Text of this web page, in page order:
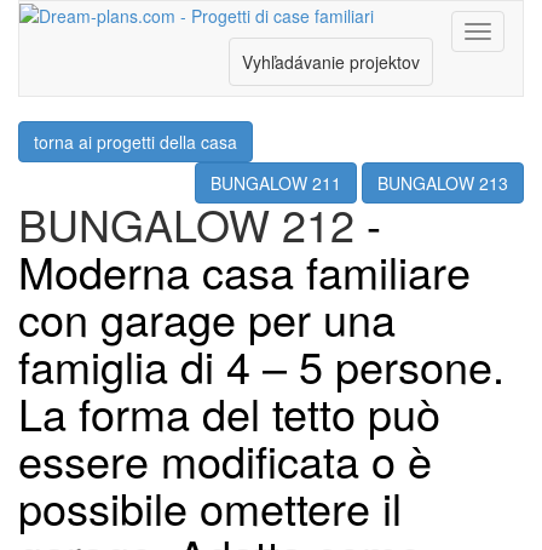
Menu
Vyhľadávanie projektov
torna ai progetti della casa
BUNGALOW 211
BUNGALOW 213
BUNGALOW 212-
Moderna casa familiare
con garage per una
famiglia di 4 – 5 persone.
La forma del tetto può
essere modificata o è
possibile omettere il